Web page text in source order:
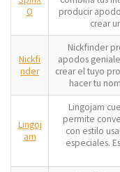
O
producir
crear
Nickfi
nder
Nickfinder
apodos
crear el tuyo
hacer tu
Lingoj
am
Lingojam
permite
con estilo
especiales.